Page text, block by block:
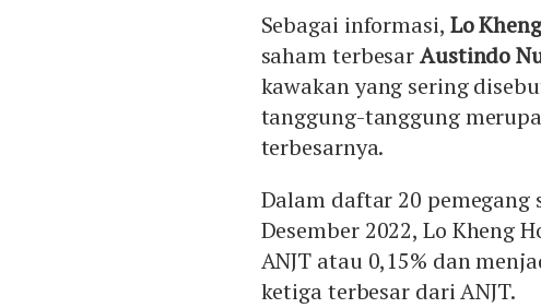
Sebagai informasi, Lo
saham terbesarAustindo
kawakan yang sering
tanggung-tanggung
terbesarnya.
Dalam daftar 20
Desember 2022, Lo Kheng
ANJT atau 0,15% dan
ketiga terbesar dari ANJT.